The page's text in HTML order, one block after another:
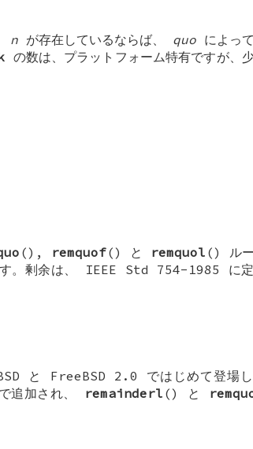
n が存在しているならば、 quo によっ
の数は、プラットフォーム特有ですが、
(), remquof() と remquol () ル
剰余は、 IEEE Std 754-1985 に定
と FreeBSD 2.0 ではじめて登場
追加され、 remainderl () と